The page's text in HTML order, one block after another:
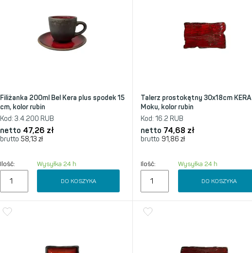
Filiżanka 200ml Bel Kera plus spodek 15
cm, kolor rubin
Kod: 3.4.200 RUB
netto 47,26 zł
brutto 58,13 zł
Ilość: Wysyłka 24 h
DO KOSZYKA
Talerz prostokątny 30x18cm KERA
Moku, kolor rubin
Kod: 16.2 RUB
netto 74,68 zł
brutto 91,86zł
Ilość: Wysyłka 24 h
DO KOSZYKA